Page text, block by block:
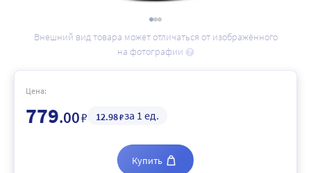
Внешний вид товара может отличаться от изображённого
на фотографии
Цена:
779.00₽ 12.98₽за 1 ед.
Купить